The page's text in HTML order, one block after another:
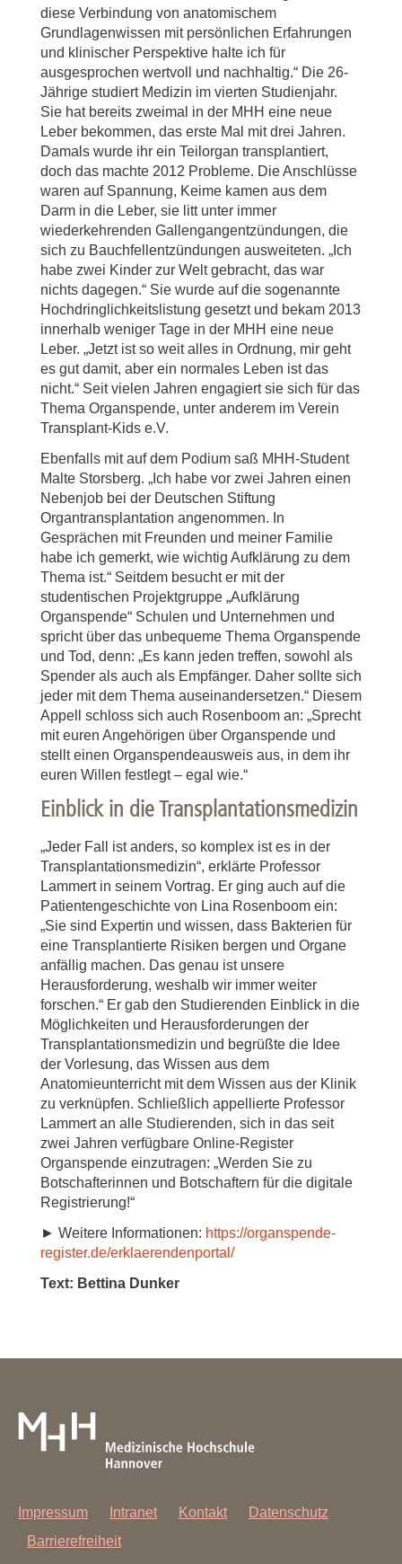
diese Verbindung von anatomischem
Grundlagenwissen mit persönlichen Erfahrungen
und klinischer Perspektive halte ich für
ausgesprochen wertvoll und nachhaltig.“ Die 26-
Jährige studiert Medizin im vierten Studienjahr.
Sie hat bereits zweimal in der MHH eine neue
Leber bekommen, das erste Mal mit drei Jahren.
Damals wurde ihr ein Teilorgan transplantiert,
doch das machte 2012 Probleme. Die Anschlüsse
waren auf Spannung, Keime kamen aus dem
Darm in die Leber, sie litt unter immer
wiederkehrenden Gallengangentzündungen, die
sich zu Bauchfellentzündungen ausweiteten. „Ich
habe zwei Kinder zur Welt gebracht, das war
nichts dagegen.“ Sie wurde auf die sogenannte
Hochdringlichkeitslistung gesetzt und bekam 2013
innerhalb weniger Tage in der MHH eine neue
Leber. „Jetzt ist so weit alles in Ordnung, mir geht
es gut damit, aber ein normales Leben ist das
nicht.“ Seit vielen Jahren engagiert sie sich für das
Thema Organspende, unter anderem im Verein
Transplant-Kids e.V.
Ebenfalls mit auf dem Podium saß MHH-Student
Malte Storsberg. „Ich habe vor zwei Jahren einen
Nebenjob bei der Deutschen Stiftung
Organtransplantation angenommen. In
Gesprächen mit Freunden und meiner Familie
habe ich gemerkt, wie wichtig Aufklärung zu dem
Thema ist.“ Seitdem besucht er mit der
studentischen Projektgruppe „Aufklärung
Organspende“ Schulen und Unternehmen und
spricht über das unbequeme Thema Organspende
und Tod, denn: „Es kann jeden treffen, sowohl als
Spender als auch als Empfänger. Daher sollte sich
jeder mit dem Thema auseinandersetzen.“ Diesem
Appell schloss sich auch Rosenboom an: „Sprecht
mit euren Angehörigen über Organspende und
stellt einen Organspendeausweis aus, in dem ihr
euren Willen festlegt – egal wie.“
Einblick in die Transplantationsmedizin
„Jeder Fall ist anders, so komplex ist es in der
Transplantationsmedizin“, erklärte Professor
Lammert in seinem Vortrag. Er ging auch auf die
Patientengeschichte von Lina Rosenboom ein:
„Sie sind Expertin und wissen, dass Bakterien für
eine Transplantierte Risiken bergen und Organe
anfällig machen. Das genau ist unsere
Herausforderung, weshalb wir immer weiter
forschen.“ Er gab den Studierenden Einblick in die
Möglichkeiten und Herausforderungen der
Transplantationsmedizin und begrüßte die Idee
der Vorlesung, das Wissen aus dem
Anatomieunterricht mit dem Wissen aus der Klinik
zu verknüpfen. Schließlich appellierte Professor
Lammert an alle Studierenden, sich in das seit
zwei Jahren verfügbare Online-Register
Organspende einzutragen: „Werden Sie zu
Botschafterinnen und Botschaftern für die digitale
Registrierung!“
► Weitere Informationen: https://organspende-
register.de/erklaerendenportal/
Text: Bettina Dunker
Impressum Intranet Kontakt
Datenschutz
Barrierefreiheit